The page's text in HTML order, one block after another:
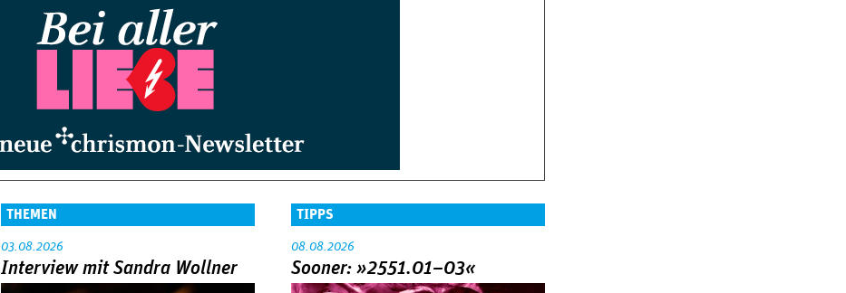
THEMEN
03.08.2026
Interview mit Sandra Wollner
TIPPS
08.08.2026
Sooner: »2551.01–03«